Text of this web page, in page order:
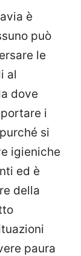
è
può
le
al
dove
i
si
igieniche
ed è
della
paura